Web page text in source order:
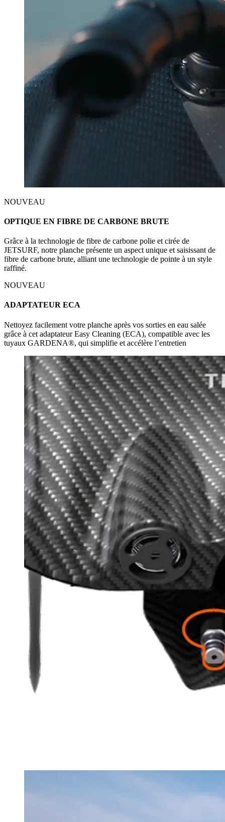
NOUVEAU
OPTIQUE EN FIBRE DE CARBONE BRUTE
Grâce à la technologie de fibre de carbone polie et cirée de
JETSURF, notre planche présente un aspect unique et saisissant de
fibre de carbone brute, alliant une technologie de pointe à un style
raffiné.
NOUVEAU
ADAPTATEUR ECA
Nettoyez facilement votre planche après vos sorties en eau salée
grâce à cet adaptateur Easy Cleaning (ECA), compatible avec les
tuyaux GARDENA®, qui simplifie et accélère l’entretien